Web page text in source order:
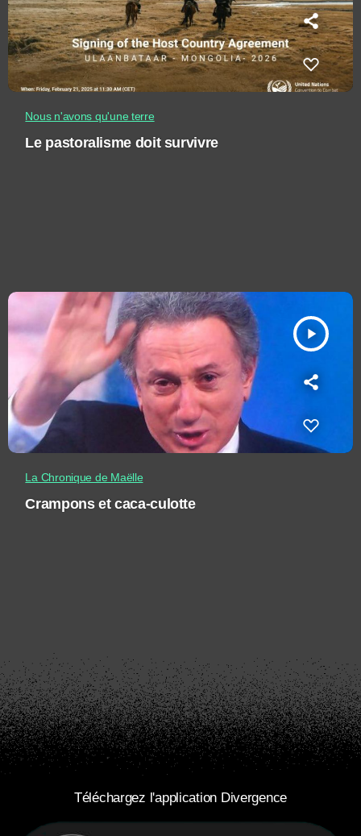
Nous n'avons qu'une terre
Le pastoralisme doit survivre
play_arrow
La Chronique de Maëlle
Crampons et caca-culotte
Téléchargez l'application Divergence